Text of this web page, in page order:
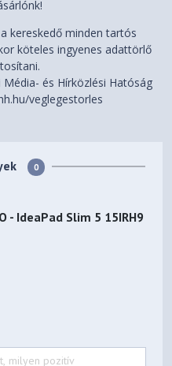
STD-810H military test
passed (21 test items)
2024-01-19
kereskedő minden tartós
köteles ingyenes adattörlő
és Hírközlési Hatóság
veglegestorles
0
- IdeaPad Slim 5 15IRH9